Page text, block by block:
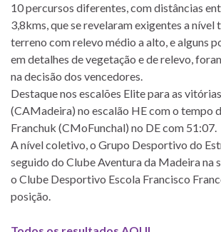
10 percursos diferentes, com distâncias
3,8kms, que se revelaram exigentes a nível
terreno com relevo médio a alto, e alguns
em detalhes de vegetação e de relevo,
na decisão dos vencedores.
Destaque nos escalões Elite para as
(CAMadeira) no escalão HE com o tempo
Franchuk (CMoFunchal) no DE com 51:07.
A nível coletivo, o Grupo Desportivo do
seguido do Clube Aventura da Madeira na
o Clube Desportivo Escola Francisco
posição.